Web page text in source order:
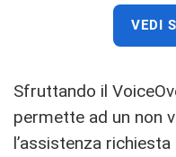
VEDI
Sfruttando il
permette ad un non
l’assistenza